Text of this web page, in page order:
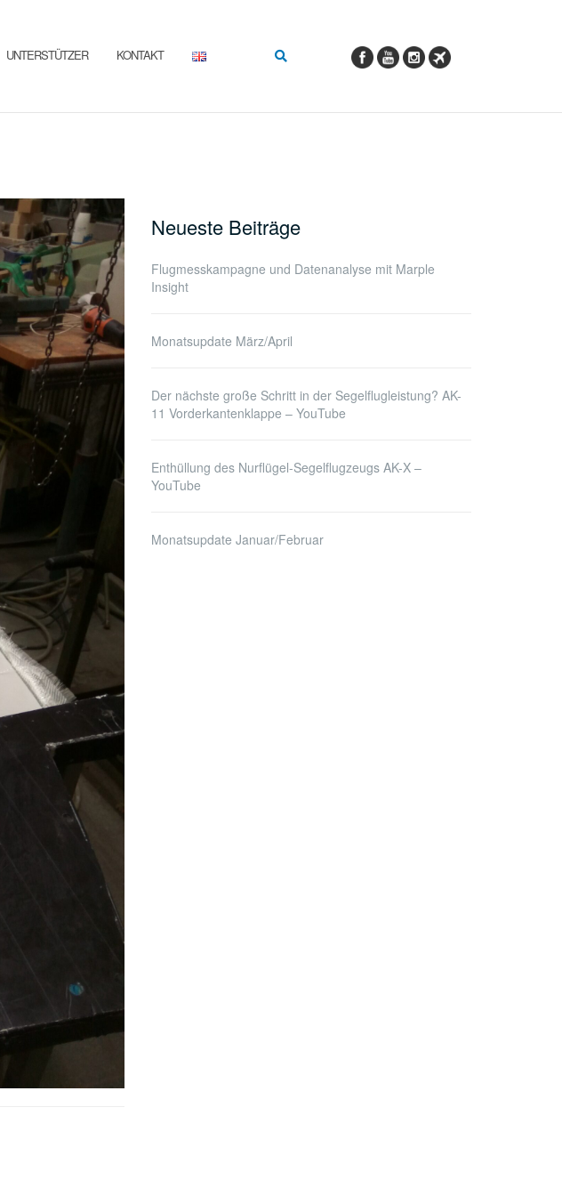
UNTERSTÜTZER KONTAKT
Neueste Beiträge
Flugmesskampagne und Datenanalyse mit Marple
Insight
Monatsupdate März/April
Der nächste große Schritt in der Segelflugleistung? AK-
11 Vorderkantenklappe – YouTube
Enthüllung des Nurflügel-Segelflugzeugs AK-X –
YouTube
Monatsupdate Januar/Februar